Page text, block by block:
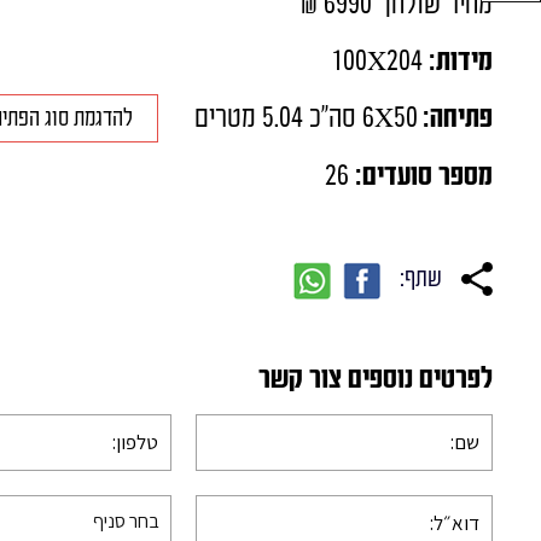
מידות: 100X204
פתיחה: 6X50 סה"כ 5.04 מטרים להדגמת סוג
מספר סועדים:
שתף:
לפרטים נוספים צור קשר
בחר סניף